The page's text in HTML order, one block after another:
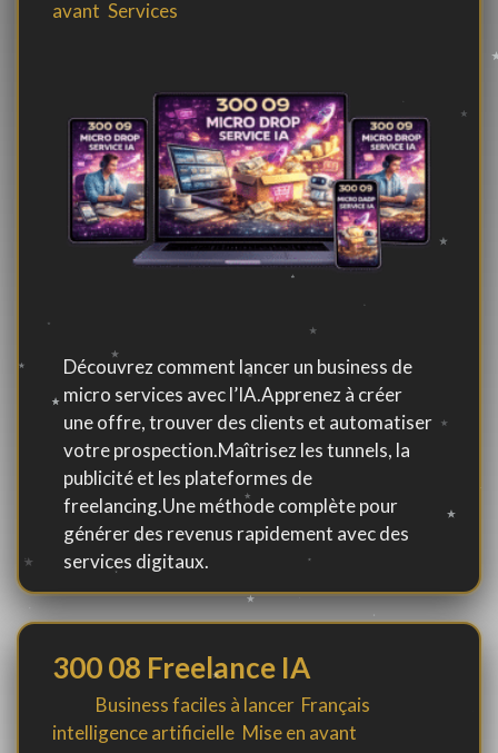
avant Services
Découvrez comment lancer un business de
micro services avec l’IA.Apprenez à créer
une offre, trouver des clients et automatiser
votre prospection.Maîtrisez les tunnels, la
publicité et les plateformes de
freelancing.Une méthode complète pour
générer des revenus rapidement avec des
services digitaux.
300 08 Freelance IA
Business faciles à lancer, Français
intelligence artificielle Mise en avant